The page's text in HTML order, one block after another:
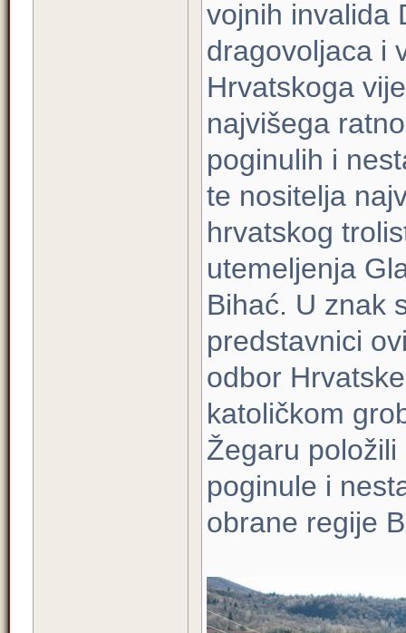
vojnih invalida
dragovoljaca i
Hrvatskoga
najvišega
poginulih i
te nositelja
hrvatskog
utemeljenja
Bihać. U znak
predstavnici
odbor
katoličkom
Žegaru
poginule i
obrane regije